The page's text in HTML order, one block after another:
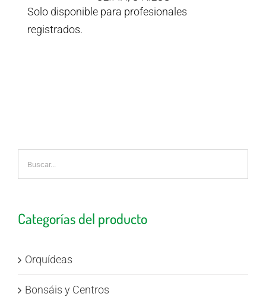
Solo disponible para profesionales
registrados.
Categorías del producto
Orquídeas
Bonsáis y Centros